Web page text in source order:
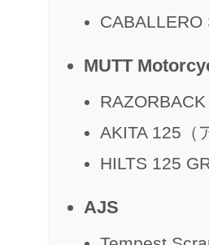
MUTT
AKITA 125（
HILTS 125
AJS